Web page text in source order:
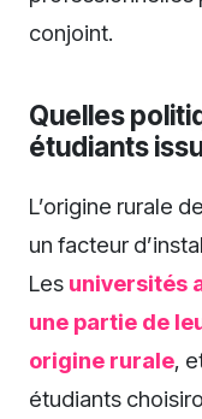
conjoint.
Quelles
étudiants
L’origine rurale
un facteur
Les universités
une partie de
origine rurale,
étudiants